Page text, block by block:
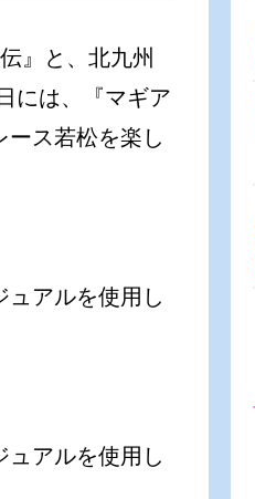
』と、北九州
には、『マギア
ース若松を楽し
アルを使用し
アルを使用し